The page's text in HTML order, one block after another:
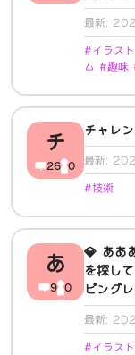
最新:
#イラス
ム #趣味
チ
26 0
チャレ
最新:
#技術
あ
9 0
💎 ああ
を探し
ピング
最新:
#イラス